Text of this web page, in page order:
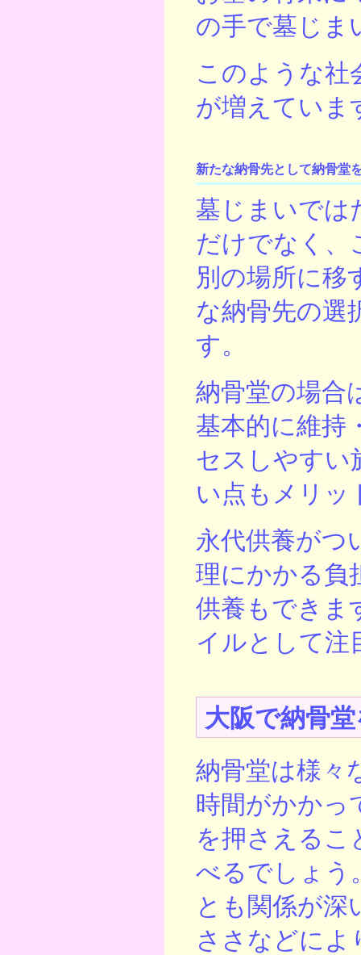
の手で墓じま
このような社
が増えていま
新たな納骨先として納骨堂
墓じまいでは
だけでなく、
別の場所に移
な納骨先の選
す。
納骨堂の場合
基本的に維持
セスしやすい
い点もメリッ
永代供養がつ
理にかかる負
供養もできま
イルとして注
大阪で納骨
納骨堂は様々
時間がかかっ
を押さえるこ
べるでしょう
とも関係が深
ささなどによ